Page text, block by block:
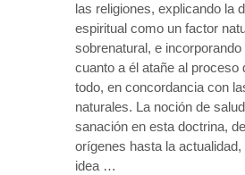
las religiones, explicando la
espiritual como un factor
sobrenatural, e
cuanto a él atañe al proceso
todo, en concordancia con
naturales. La noción de
sanación en esta doctrina,
orígenes hasta la
idea …